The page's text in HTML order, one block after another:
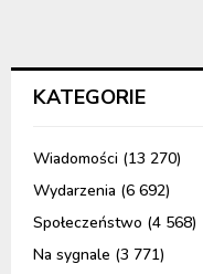
KATEGORIE
Wiadomości (13 270)
Wydarzenia (6 692)
Społeczeństwo (4 568)
Na sygnale (3 771)